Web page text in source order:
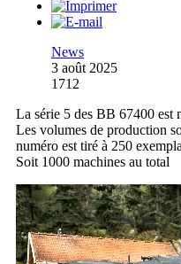
News
3 août 2025
1712
La série 5 des BB 67400 est
Les volumes de production
numéro est tiré à 250
Soit 1000 machines au total